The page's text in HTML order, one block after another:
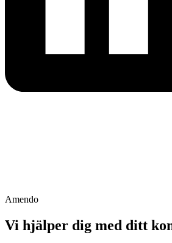
Amendo
Vi hjälper dig med ditt